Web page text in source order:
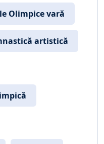
Olimpice vară
artistică